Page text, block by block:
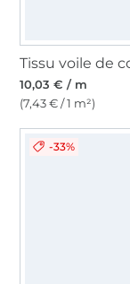
10,03 € / m
(7,43 € / 1 m²)
-33%